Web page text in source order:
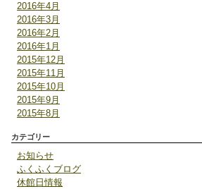
2016年4月
2016年3月
2016年2月
2016年1月
2015年12月
2015年11月
2015年10月
2015年9月
2015年8月
カテゴリー
お知らせ
ふくふくブログ
休館日情報